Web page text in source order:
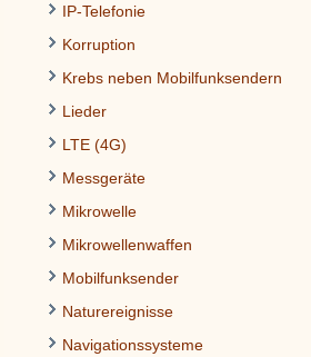
IP-Telefonie
Korruption
Krebs neben Mobilfunksendern
Lieder
LTE (4G)
Messgeräte
Mikrowelle
Mikrowellenwaffen
Mobilfunksender
Naturereignisse
Navigationssysteme